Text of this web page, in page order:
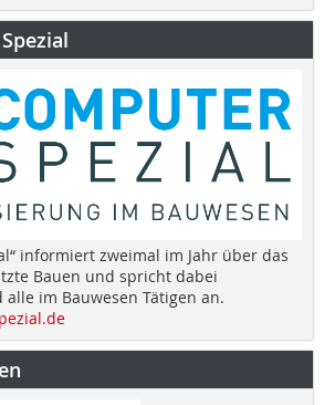
informiert zweimal im Jahr über das
Bauen und spricht dabei
im Bauwesen Tätigen an.